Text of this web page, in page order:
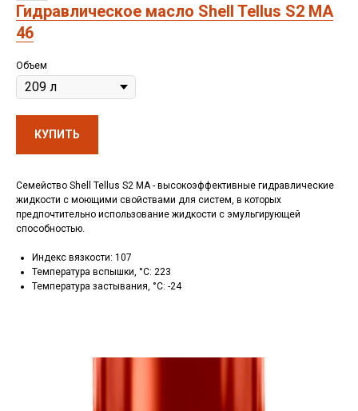
Гидравлическое масло Shell Tellus S2 MA
46
Объем
КУПИТЬ
Семейство Shell Tellus S2 MA - высокоэффективные гидравлические
жидкости с моющими свойствами для систем, в которых
предпочтительно использование жидкости с эмульгирующей
способностью.
Индекс вязкости: 107
Температура вспышки, °C: 223
Температура застывания, °C: -24